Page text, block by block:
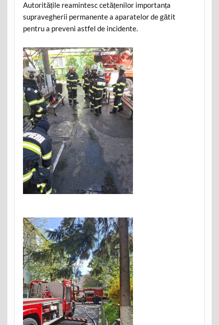
Autoritățile reamintesc cetățenilor importanța
supravegherii permanente a aparatelor de gătit
pentru a preveni astfel de incidente.